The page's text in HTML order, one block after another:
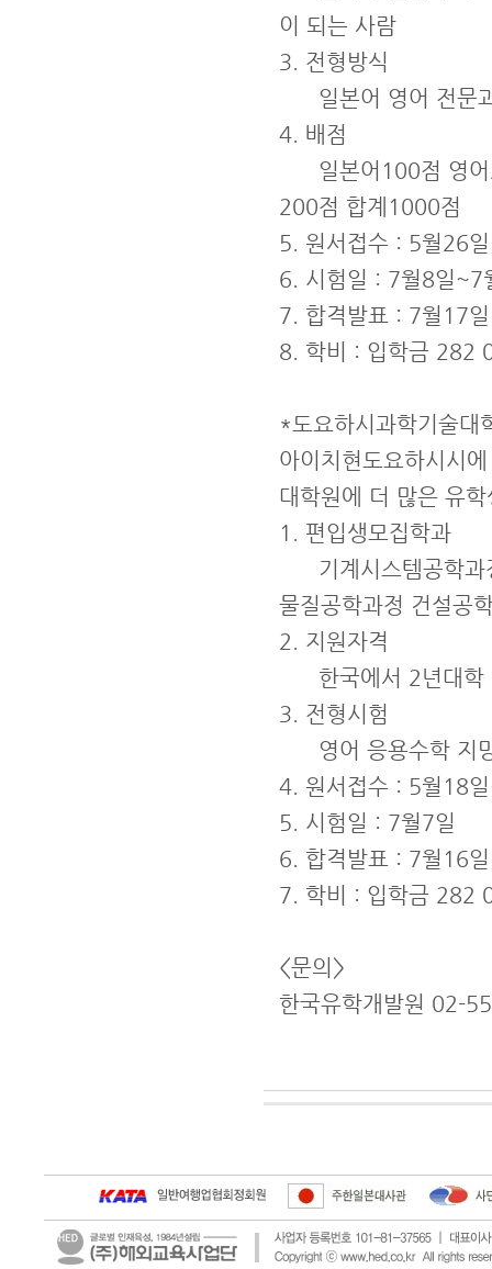
이 되는 사람
3. 전형방식
일본어 영어 전문과
4. 배점
일본어100점 영어
200점 합계1000점
5. 원서접수 : 5월26
6. 시험일 : 7월8일~7
7. 합격발표 : 7월17일
8. 학비 : 입학금 282
*도요하시과학기술대
아이치현도요하시시
대학원에 더 많은 유
1. 편입생모집학과
기계시스템공학과
물질공학과정 건설공
2. 지원자격
한국에서 2년대학
3. 전형시험
영어 응용수학 지망
4. 원서접수 : 5월18
5. 시험일 : 7월7일
6. 합격발표 : 7월16일
7. 학비 : 입학금 282
<문의>
한국유학개발원 02-